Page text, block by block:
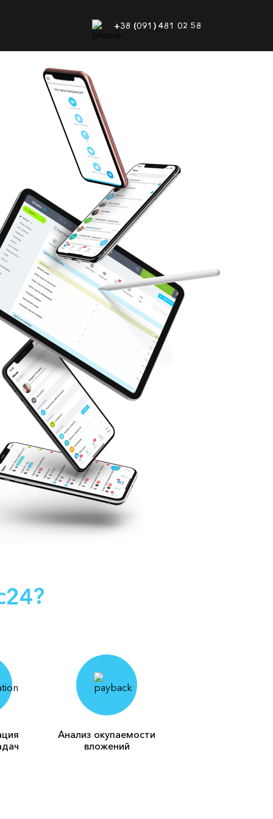
+38 (091) 481 02 58
Анализ окупаемости
вложений